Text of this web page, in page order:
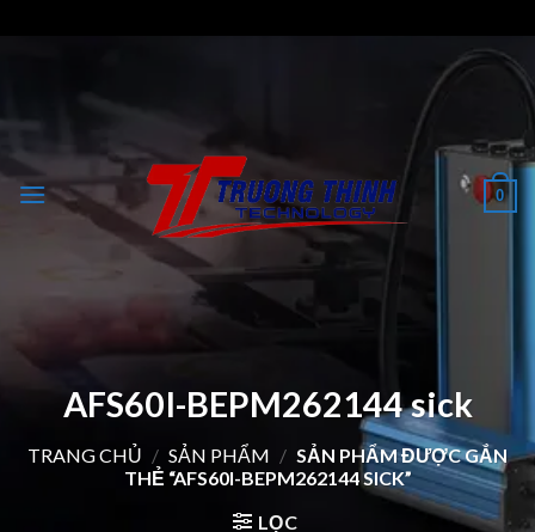
0
AFS60I-BEPM262144 sick
TRANG CHỦ / SẢN PHẨM / SẢN PHẨM ĐƯỢC GẮN
THẺ “AFS60I-BEPM262144 SICK”
LỌC